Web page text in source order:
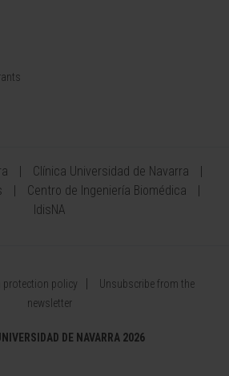
Clínica Universidad de Navarra
Centro de Ingeniería Biomédica
IdisNA
protection policy
Unsubscribe from the
newsletter
DE NAVARRA 2026